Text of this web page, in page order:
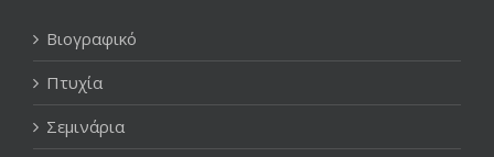
Βιογραφικό
Πτυχία
Σεμινάρια